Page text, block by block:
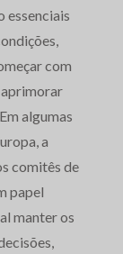
essenciais
com
algumas
a
comitês de
papel
manter os